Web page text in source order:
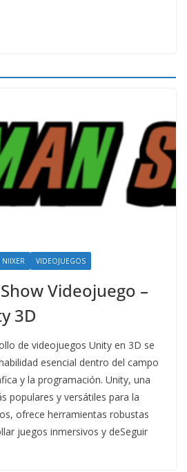
NIIXER VIDEOJUEGOS
Videojuego –
3D
de videojuegos Unity en 3D se
esencial dentro del campo
y la programación. Unity, una
populares y versátiles para la
ofrece herramientas robustas
juegos inmersivos y deSeguir